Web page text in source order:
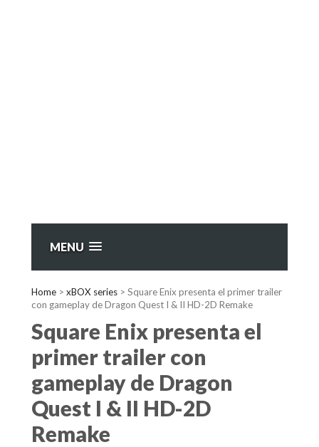
MENU
Home > xBOX series > Square Enix presenta el primer trailer
con gameplay de Dragon Quest I & II HD-2D Remake
Square Enix presenta el
primer trailer con
gameplay de Dragon
Quest I & II HD-2D
Remake